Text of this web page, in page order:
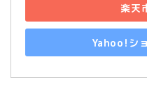
楽天
Yahoo!シ